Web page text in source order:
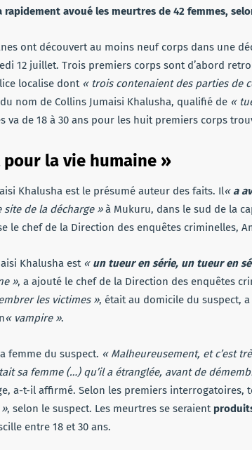
rapidement avoué les meurtres de 42 femmes,
ont découvert au moins neuf corps dans une
12 juillet. Trois premiers corps sont d’abord
localise dont « trois contenaient des parties de
nom de Collins Jumaisi Khalusha, qualifié de «
va de 18 à 30 ans pour les huit premiers corps
la vie humaine »
Khalusha est le présumé auteur des faits. Il« a
site de la décharge »à Mukuru, dans le sud de la
le chef de la Direction des enquêtes criminelles,
Khalusha est « un tueur en série, un tueur en
», a ajouté le chef de la Direction des enquêtes
les victimes », était au domicile du suspect,
« vampire ».
femme du suspect. « Malheureusement, et c’est
sa femme (…) qu’il a étranglée, avant de
a-t-il affirmé. Selon les premiers interrogatoires,
, selon le suspect. Les meurtres se seraient
entre 18 et 30 ans.